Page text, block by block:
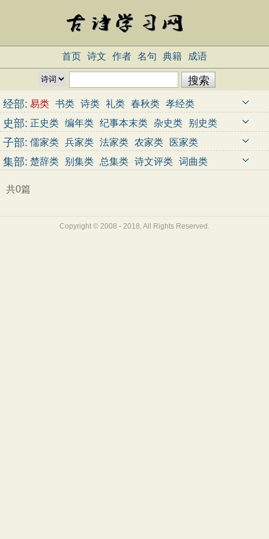
首页 诗文 作者 名句 典籍 成语
经部: 易类 书类 诗类 礼类 春秋类 孝经类
五经总义类
四书类 乐类 小学类
史部: 正史类 编年类 纪事本末类 杂史类
别史类
诏令奏议类
传记类 史钞类 载记类
时令类
地理类
职官类 政书类 目录类 史评类
子部: 儒家类 兵家类 法家类 农家类
医家类
天文算法类
术数类 艺术类 谱录类
杂家类
集部: 楚辞类 别集类 总集类 诗文评类 词曲类
共0篇
Copyright © 2008 - 2018, All Rights Reserved.